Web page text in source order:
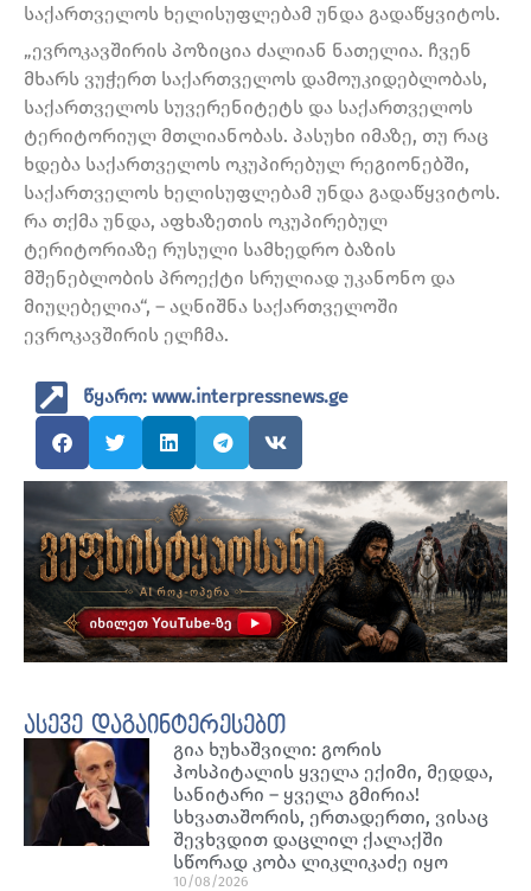
საქართველოს ხელისუფლებამ უნდა გადაწყვიტოს.
„ევროკავშირის პოზიცია ძალიან ნათელია. ჩვენ
მხარს ვუჭერთ საქართველოს დამოუკიდებლობას,
საქართველოს სუვერენიტეტს და საქართველოს
ტერიტორიულ მთლიანობას. პასუხი იმაზე, თუ რაც
ხდება საქართველოს ოკუპირებულ რეგიონებში,
საქართველოს ხელისუფლებამ უნდა გადაწყვიტოს.
რა თქმა უნდა, აფხაზეთის ოკუპირებულ
ტერიტორიაზე რუსული სამხედრო ბაზის
მშენებლობის პროექტი სრულიად უკანონო და
მიუღებელია“, – აღნიშნა საქართველოში
ევროკავშირის ელჩმა.
წყარო: www.interpressnews.ge
ასევე დაგაინტერესებთ
გია ხუხაშვილი: გორის
ჰოსპიტალის ყველა ექიმი, მედდა,
სანიტარი – ყველა გმირია!
სხვათაშორის, ერთადერთი, ვისაც
შევხვდით დაცლილ ქალაქში
სწორად კობა ლიკლიკაძე იყო
10/08/2026